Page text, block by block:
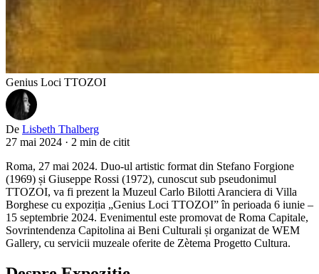
Genius Loci TTOZOI
De Lisbeth Thalberg
27 mai 2024 · 2 min de citit
Roma, 27 mai 2024. Duo-ul artistic format din Stefano Forgione
(1969) și Giuseppe Rossi (1972), cunoscut sub pseudonimul
TTOZOI, va fi prezent la Muzeul Carlo Bilotti Aranciera di Villa
Borghese cu expoziția „Genius Loci TTOZOI” în perioada 6 iunie –
15 septembrie 2024. Evenimentul este promovat de Roma Capitale,
Sovrintendenza Capitolina ai Beni Culturali și organizat de WEM
Gallery, cu servicii muzeale oferite de Zètema Progetto Cultura.